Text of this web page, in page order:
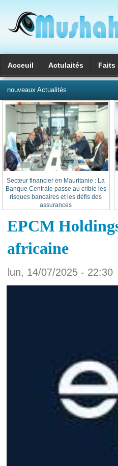
Acceuil Actulaités Faits
nouveaux Actualités
Secteur financier en Mauritanie : La
Banque Centrale passe au crible les
risques bancaires et les défis des
assurances
EPCM
africaine
lun, 14/07/2025 - 22:30